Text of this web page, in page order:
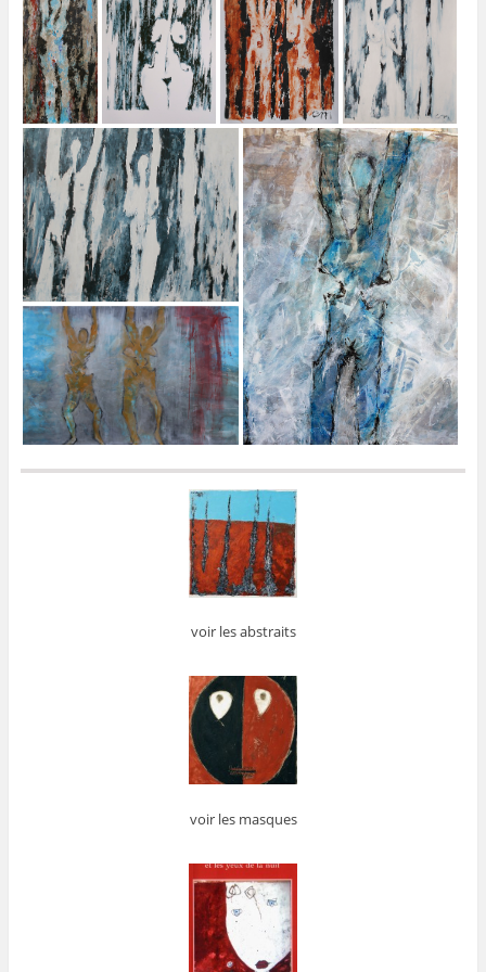
voir les abstraits
voir les masques